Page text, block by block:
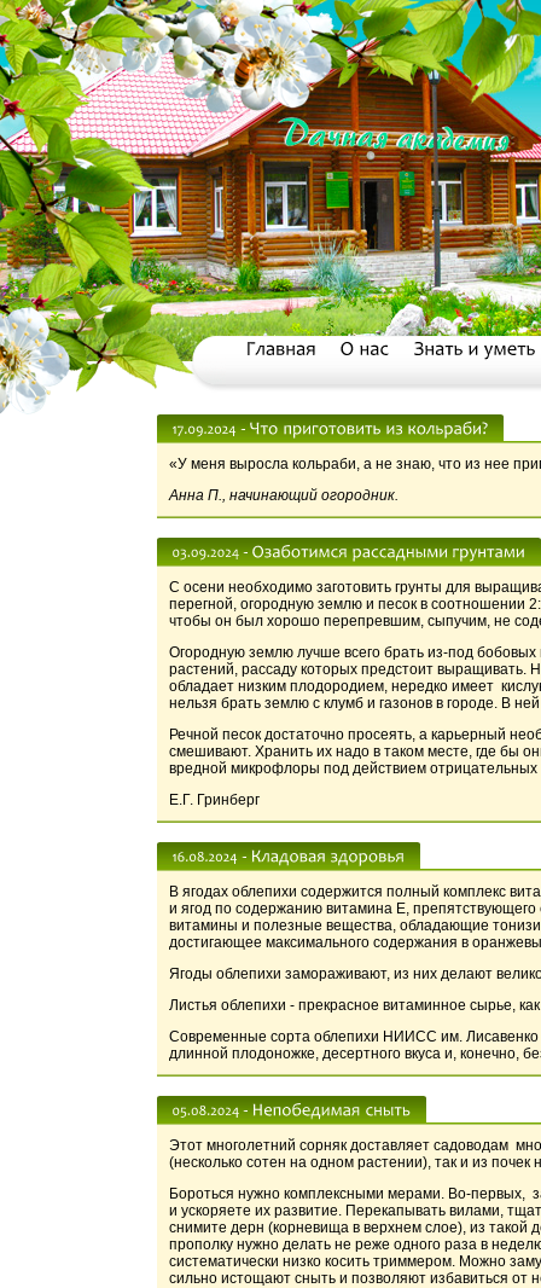
«У меня выросла кольраби, а не знаю, что из нее
Анна П., начинающий огородник.
С осени необходимо заготовить грунты для
перегной, огородную землю и песок в соотношении
чтобы он был хорошо перепревшим, сыпучим, не
Огородную землю лучше всего брать из-под бобовых
растений, рассаду которых пред­стоит выращи­вать.
обладает низким плодородием, нередко имеет
нельзя брать землю с клумб и газонов в городе. В
Речной песок достаточно просеять, а карьерный
смешивают. Хранить их надо в таком месте, где бы
вредной микрофлоры под действием отрицательных
Е.Г. Гринберг
В ягодах облепихи содержится полный комплекс
и ягод по содержанию витамина Е,
витамины и полезные вещества, обладающие
достигающее максимального содержания в
Ягоды облепихи замораживают, из них делают
Листья облепихи - прекрасное витаминное сырье,
Современные сорта облепихи НИИСС им. Лисавенко
длинной плодоножке, десертного вкуса и, конечно,
Этот многолетний сорняк доставляет садоводам
(несколько сотен на одном растении), так и из
Бороться нужно комплексными мерами. Во-первых,
и ускоряете их развитие. Перекапывать вилами,
снимите дерн (корневища в верхнем слое), из такой
прополку нужно делать не реже одного раза в
систематически низко косить триммером. Можно
сильно истощают сныть и позволяют избавиться от